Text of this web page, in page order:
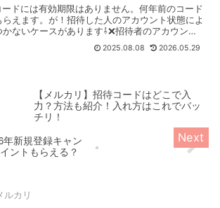
ドには有効期限はありません。何年前のコード
えます。が！招待した人のアカウント状態によ
ないケースがあります⇩❌招待者のアカウント
のアカウントの本人確認（書類提出）が...
2025.08.08 2026.05.29
【メルカリ】招待コードはどこで入
力？方法も紹介！入れ方はこれでバッ
チリ！
年新規登録キャン
ントもらえる？
ルカリ